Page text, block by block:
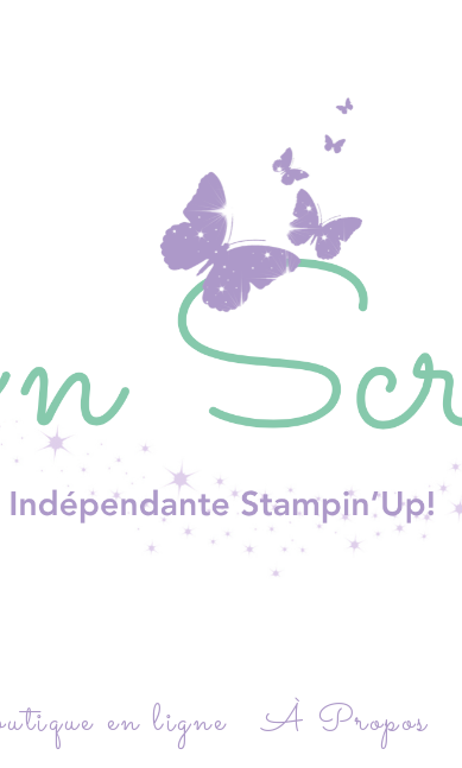
en ligne
À Propos